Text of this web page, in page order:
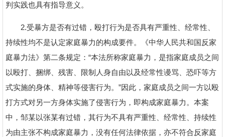
判实践也具有指导意义。
2.受暴方是否有过错，殴打行为是否具有严重性、经常性、
持续性均不是认定家庭暴力的构成要件。《中华人民共和国反家
庭暴力法》第二条规定：“本法所称家庭暴力，是指家庭成员之间
以殴打、捆绑、残害、限制人身自由以及经常性谩骂、恐吓等方
式实施的身体、精神等侵害行为。”因此，家庭成员之间一方以殴
打方式对另一方身体实施了侵害行为，即构成家庭暴力。本案
中，邹某以张某有过错，其行为不具有严重性、经常性、持续性
为由主张不构成家庭暴力，没有任何法律依据，亦不符合反家庭